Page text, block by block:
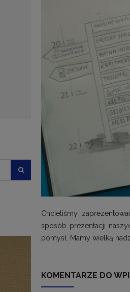
Chcieliśmy
sposób prezentacji
pomysł. Mamy wielką
KOMENTARZE DO